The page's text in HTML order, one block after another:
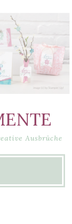
Ausbrüche